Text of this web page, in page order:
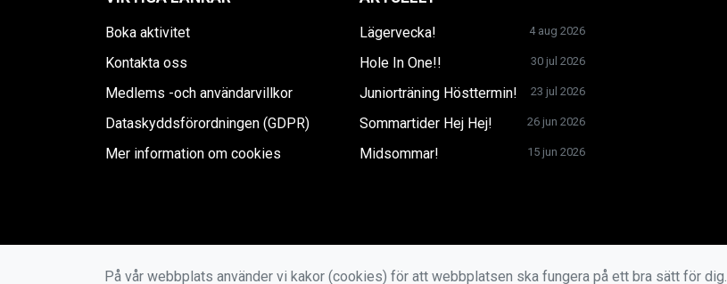
Boka aktivitet
Kontakta oss
Medlems -och användarvillkor
Dataskyddsförordningen (GDPR)
Mer information om cookies
Lägervecka! 4 aug 2026
Hole In One!! 30 jul 2026
Juniorträning Hösttermin! 23 jul 2026
Sommartider Hej Hej! 26 jun 2026
Midsommar! 15 jun 2026
På vår webbplats använder vi kakor (cookies) för att webbplatsen ska fungera på ett bra sätt för dig.